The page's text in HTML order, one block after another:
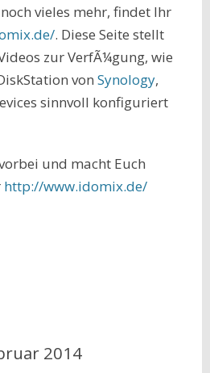
vieles mehr, findet Ihr
. Diese Seite stellt
zur VerfÃ¼gung, wie
von Synology,
sinnvoll konfiguriert
und macht Euch
http://www.idomix.de/
2014